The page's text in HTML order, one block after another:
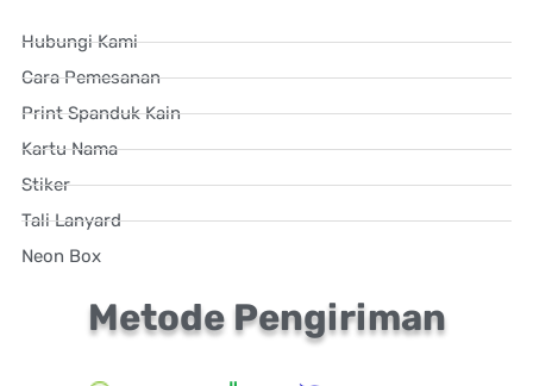
Hubungi Kami
Cara Pemesanan
Print Spanduk Kain
Kartu Nama
Stiker
Tali Lanyard
Neon Box
Metode Pengiriman